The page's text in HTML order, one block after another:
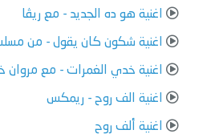
اغنية هو ده الجديد - مع ريڤا
اغنية شكون كان يقول - من
اغنية خدي الغمرات - مع مروان
اغنية الف روح - ريمكس
اغنية ألف روح